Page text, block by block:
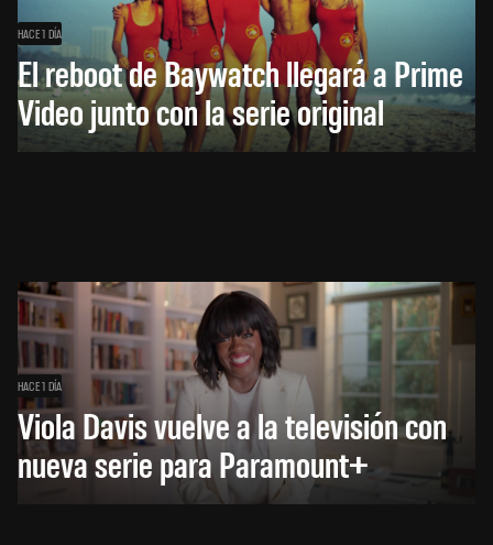
HACE 1 DÍA
El reboot de Baywatch llegará a Prime
Video junto con la serie original
HACE 1 DÍA
Viola Davis vuelve a la televisión con
nueva serie para Paramount+